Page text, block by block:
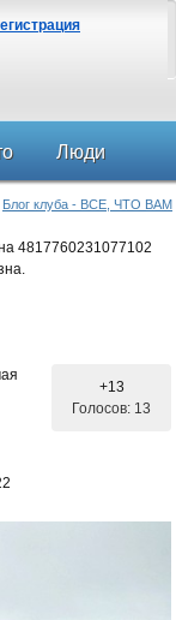
Люди
Блог клуба - ВСЕ, ЧТО ВАМ
4817760231077102
+13
Голосов: 13